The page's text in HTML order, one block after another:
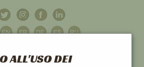
ALL'USO DEI